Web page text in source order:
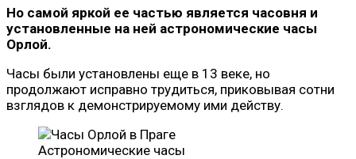
Но самой яркой ее частью является часовня и
установленные на ней астрономические часы
Орлой.
Часы были установлены еще в 13 веке, но
продолжают исправно трудиться, приковывая сотни
взглядов к демонстрируемому ими действу.
Астрономические часы